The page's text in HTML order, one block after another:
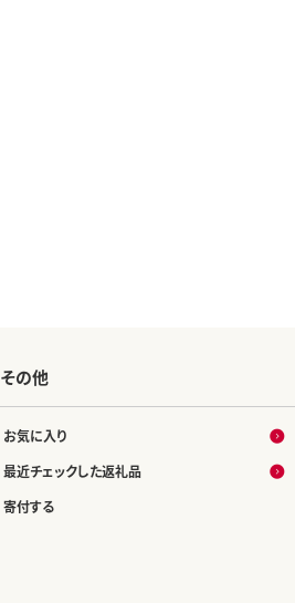
その他
お気に入り
最近チェックした返礼品
寄付する